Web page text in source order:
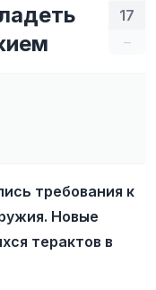
17
–
требования к
Новые
терактов в